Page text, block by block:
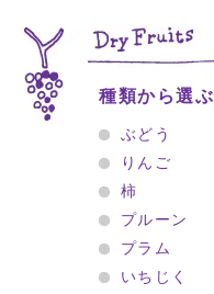
種類から選ぶ
ぶどう
りんご
柿
プルーン
プラム
いちじく